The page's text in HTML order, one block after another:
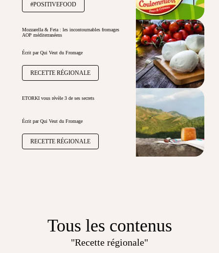
#POSITIVEFOOD
Mozzarella & Feta : les incontournables fromages
AOP méditerranéens
Écrit par Qui Veut du Fromage
RECETTE RÉGIONALE
ETORKI vous révèle 3 de ses secrets
Écrit par Qui Veut du Fromage
RECETTE RÉGIONALE
Tous les contenus
"Recette régionale"